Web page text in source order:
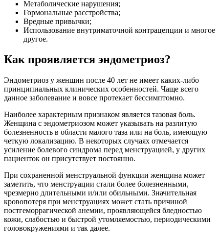
Метаболические нарушения;
Гормональные расстройства;
Вредные привычки;
Использование внутриматочной контрацепции и многое
другое.
Как проявляется эндометриоз?
Эндометриоз у женщин после 40 лет не имеет каких-либо
принципиальных клинических особенностей. Чаще всего
данное заболевание и вовсе протекает бессимптомно.
Наиболее характерным признаком является тазовая боль.
Женщина с эндометриозом может указывать на разлитую
болезненность в области малого таза или на боль, имеющую
четкую локализацию. В некоторых случаях отмечается
усиление болевого синдрома перед менструацией, у других
пациенток он присутствует постоянно.
При сохраненной менструальной функции женщина может
заметить, что менструации стали более болезненными,
чрезмерно длительными и/или обильными. Значительная
кровопотеря при менструациях может стать причиной
постгеморрагической анемии, проявляющейся бледностью
кожи, слабостью и быстрой утомляемостью, периодическими
головокружениями и так далее.